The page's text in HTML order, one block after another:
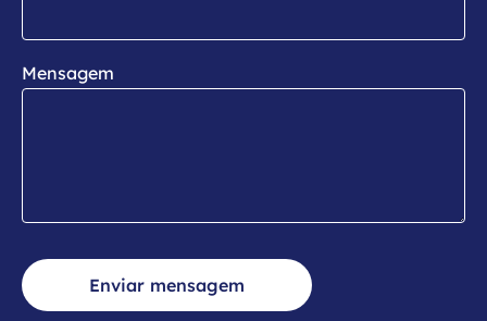
Mensagem
Enviar mensagem